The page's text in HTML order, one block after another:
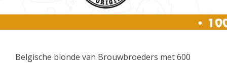
Belgische blonde van Brouwbroeders met 600